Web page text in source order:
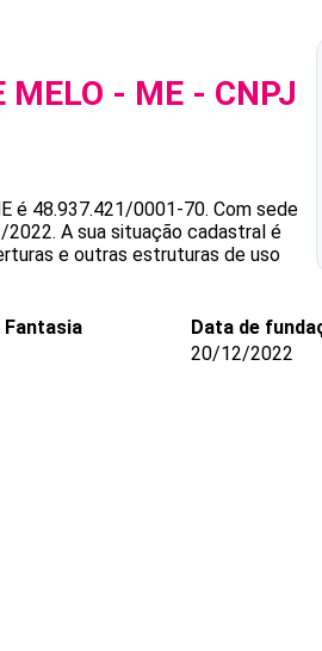
MELO - ME - CNPJ
é 48.937.421/0001-70. Com sede
2022. A sua situação cadastral é
e outras estruturas de uso
Fantasia
Data de
20/12/2022